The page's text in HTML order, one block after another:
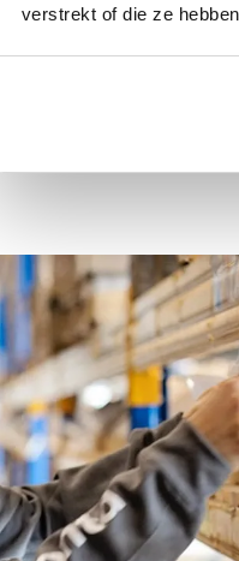
verstrekt of die ze
Alles im Blick,